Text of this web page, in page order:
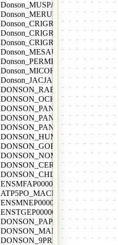
Donson_MUSPA
Donson_MERUN
Donson_CRIGR
Donson_CRIGR
Donson_CRIGR
Donson_MESAU
Donson_PERMB
Donson_MICOH
Donson_JACJA
DONSON_RABIT
DONSON_OCHPR
DONSON_PANTR
DONSON_PANTR
DONSON_PANPA
DONSON_HUMAN
DONSON_GORGO
DONSON_NOMLE
DONSON_CERAT
DONSON_CHLSB
ENSMFAP00000013620
ATP5PO_MACMU
ENSMNEP00000012065
ENSTGEP00000033657
DONSON_PAPAN
DONSON_MANLE
DONSON_9PRIM